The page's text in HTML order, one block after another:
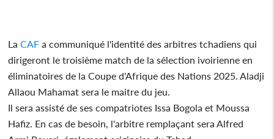
LaCAF a communiqué l'identité des arbitres tchadiens qui
dirigeront le troisième match de la sélection ivoirienne en
éliminatoires de la Coupe d'Afrique des Nations 2025. Aladji
Allaou Mahamat sera le maitre du jeu.
Il sera assisté de ses compatriotes Issa Bogola et Moussa
Hafiz. En cas de besoin, l'arbitre remplaçant sera Alfred